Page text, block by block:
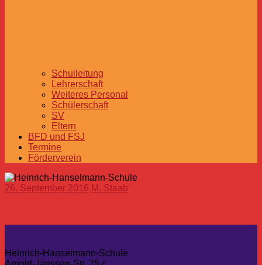
Schulleitung
Lehrerschaft
Weiteres Personal
Schülerschaft
SV
Eltern
BFD und FSJ
Termine
Förderverein
26. September 2016 M. Staab
Heinrich-Hanselmann-Schule